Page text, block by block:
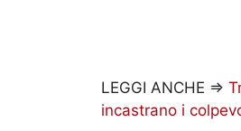
LEGGI ANCHE =>
incastrano i